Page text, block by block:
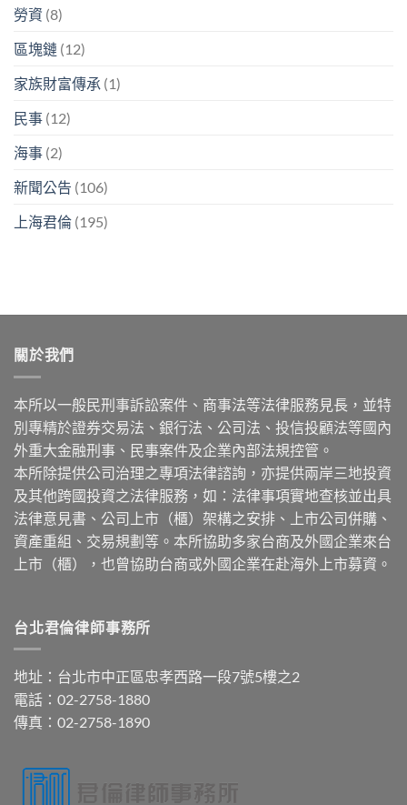
勞資 (8)
區塊鏈 (12)
家族財富傳承 (1)
民事 (12)
海事 (2)
新聞公告 (106)
上海君倫 (195)
關於我們
本所以一般民刑事訴訟案件、商事法等法律服務見長，並特
別專精於證券交易法、銀行法、公司法、投信投顧法等國內
外重大金融刑事、民事案件及企業內部法規控管。
本所除提供公司治理之專項法律諮詢，亦提供兩岸三地投資
及其他跨國投資之法律服務，如：法律事項實地查核並出具
法律意見書、公司上市（櫃）架構之安排、上市公司併購、
資產重組、交易規劃等。本所協助多家台商及外國企業來台
上市（櫃），也曾協助台商或外國企業在赴海外上市募資。
台北君倫律師事務所
地址：台北市中正區忠孝西路一段7號5樓之2
電話：02-2758-1880
傳真：02-2758-1890